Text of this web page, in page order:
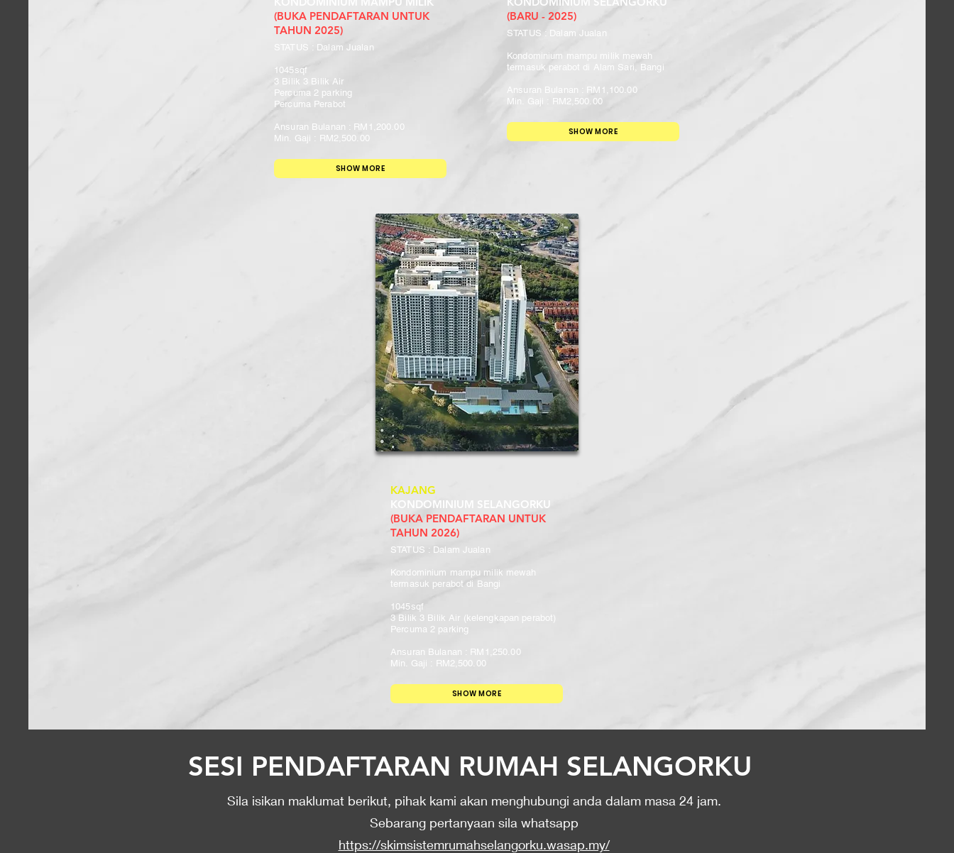
(BUKA PENDAFTARAN UNTUK
TAHUN 2025)
STATUS : Dalam Jualan
1045sqf
3 Bilik 3 Bilik Air
Percuma 2 parking
Percuma Perabot
Ansuran Bulanan : RM1,200.00
Min. Gaji : RM2,500.00
SHOW MORE
(BARU - 2025)
STATUS : Dalam Jualan
Kondominium mampu milik mewah
termasuk perabot di Alam Sari, Bangi
Ansuran Bulanan : RM1,100.00
Min. Gaji : RM2,500.00
SHOW MORE
KAJANG
KONDOMINIUM SELANGORKU
(BUKA PENDAFTARAN UNTUK
TAHUN 2026)
STATUS : Dalam Jualan
Kondominium mampu milik mewah
termasuk perabot di Bangi
1045sqf
3 Bilik 3 Bilik Air (kelengkapan perabot)
Percuma 2 parking
Ansuran Bulanan : RM1,250.00
Min. Gaji : RM2,500.00
SHOW MORE
SESI PENDAFTARAN RUMAH SELANGORKU
​Sila isikan maklumat berikut, pihak kami akan menghubungi anda dalam masa 24 jam.
Sebarang pertanyaan sila whatsapp
https://skimsistemrumahselangorku.wasap.my/